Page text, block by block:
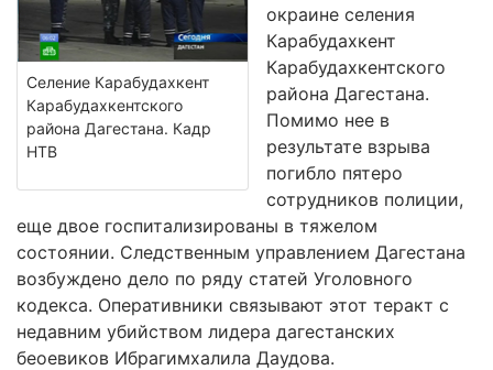
Селение Карабудахкент
Карабудахкентского
района Дагестана. Кадр
НТВ
окраине селения
Карабудахкент
Карабудахкентского
района Дагестана.
Помимо нее в
результате взрыва
погибло пятеро
сотрудников полиции,
еще двое госпитализированы в тяжелом
состоянии. Следственным управлением Дагестана
возбуждено дело по ряду статей Уголовного
кодекса. Оперативники связывают этот теракт с
недавним убийством лидера дагестанских
беоевиков Ибрагимхалила Даудова.